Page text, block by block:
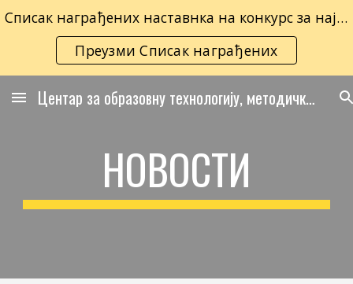
Skip to main content Skip to navigation
Списак награђених наставнка на конкурс за најбољу методичку иновацију у настави биологије
Преузми Списак награђених
Центар за образовну технологију, методичко усавршавање и каријерно вођење наставника биологије
НОВОСТИ